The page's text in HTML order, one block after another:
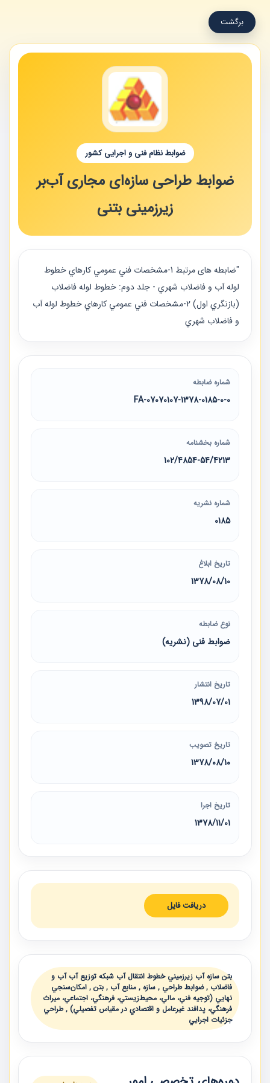
برگشت
ضوابط نظام فنی و اجرایی کشور
ضوابط طراحی سازه‌ای مجاری آب‌بر
زیرزمینی بتنی
"ضابطه های مرتبط 1-مشخصات فني عمومي كارهاي خطوط
لوله آب و فاضلاب شهري - جلد دوم: خطوط لوله فاضلاب
(بازنگري اول) 2-مشخصات فني عمومي كارهاي خطوط لوله آب
و فاضلاب شهري
شماره ضابطه
07070107-1378-0185-0-0-FA
شماره بخشنامه
102/4854-54/4213
شماره نشریه
0185
تاریخ ابلاغ
1378/08/10
نوع ضابطه
ضوابط فنی (نشریه)
تاریخ انتشار
1398/07/01
تاریخ تصویب
1378/08/10
تاریخ اجرا
1378/11/01
دریافت فایل
بتن سازه آب زيرزميني خطوط انتقال آب شبكه توزيع آب آب و
فاضلاب , ضوابط طراحي , سازه , منابع آب , بتن , امكان‌سنجي
نهايي (توجيه فني، مالي، محيط‌زيستي، فرهنگي، اجتماعي، ميراث
فرهنگي، پدافند غيرعامل و اقتصادي در مقياس تفصيلي) , طراحي
جزئيات اجرايي